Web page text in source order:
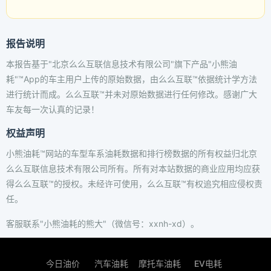
报告说明
本报告基于"北京么么互联信息技术有限公司"旗下产品"小熊油
耗"™App的车主用户上传的原始数据，由么么互联™依据统计学方法
进行统计而成。么么互联™并未对原始数据进行任何修改。感谢广大
车友每一次认真的记录！
权益声明
小熊油耗™网站的车型车系油耗数据和排行榜数据的所有权益归北京
么么互联信息技术有限公司所有。所有对本站数据的商业应用均应获
得么么互联™的授权。未经许可使用，么么互联™有权追究相应侵权责
任。
客服联系"小熊油耗的熊大"（微信号：xxnh-xd）。
今日油价 汽车油耗 摩托车油耗 EV电耗